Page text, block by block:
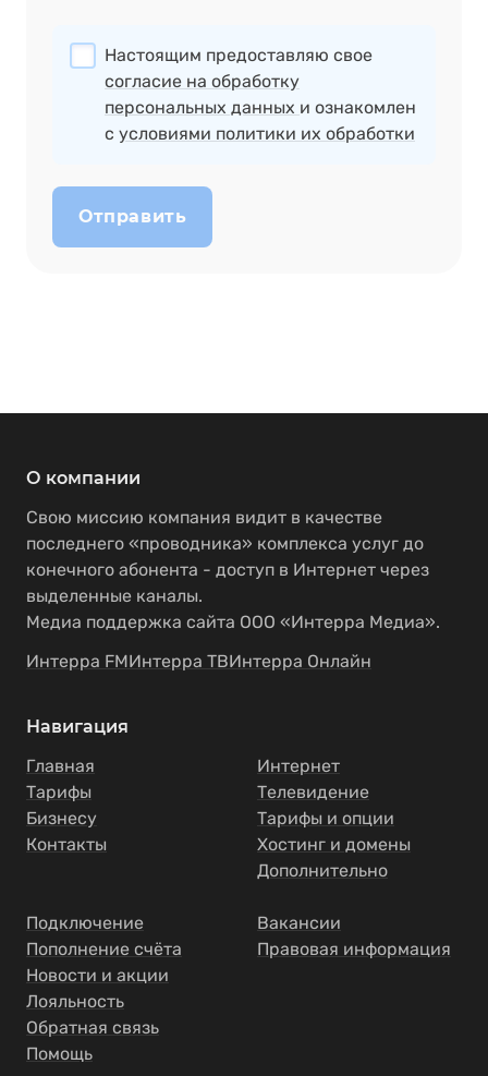
Настоящим предоставляю свое
согласие на обработку
персональных данных и ознакомлен
с условиями политики их обработки
Отправить
О компании
Свою миссию компания видит в качестве
последнего «проводника» комплекса услуг до
конечного абонента - доступ в Интернет через
выделенные каналы.
Медиа поддержка сайта ООО «Интерра Медиа».
Интерра FMИнтерра ТВИнтерра Онлайн
Навигация
Главная
Тарифы
Бизнесу
Контакты
Интернет
Телевидение
Тарифы и опции
Хостинг и домены
Дополнительно
Подключение
Пополнение счёта
Новости и акции
Лояльность
Обратная связь
Помощь
Вакансии
Правовая информация